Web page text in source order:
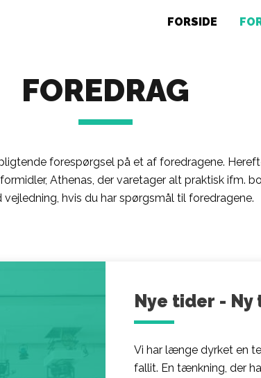
FORSIDE
FOREDRAG
forespørgsel på et af foredragene.
Athenas, der varetager alt praktisk ifm.
vejledning, hvis du har spørgsmål til foredragene.
Nye tider -
Vi har længe dyrket en
fallit. En tænkning, der